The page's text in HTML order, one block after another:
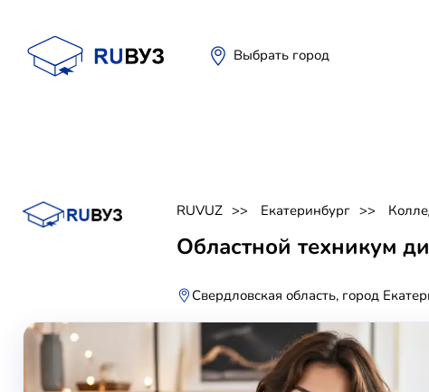
Выбрать город
RUVUZ Екатеринбург
Областной техникум
Свердловская область, город